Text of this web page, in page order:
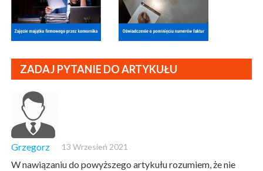
ZADAJ PYTANIE DO ARTYKUŁU
Grzegorz 13 Wrzesień 2021
W nawiązaniu do powyższego artykułu rozumiem, że nie